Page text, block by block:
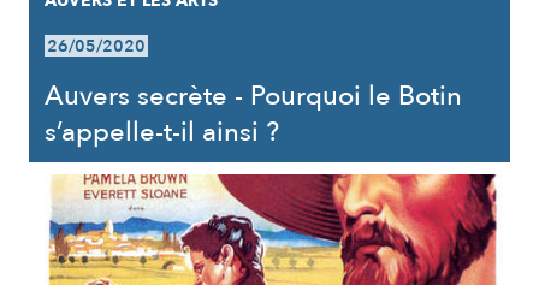
26/05/2020
Auvers secrète - Pourquoi le Botin
s’appelle-t-il ainsi ?